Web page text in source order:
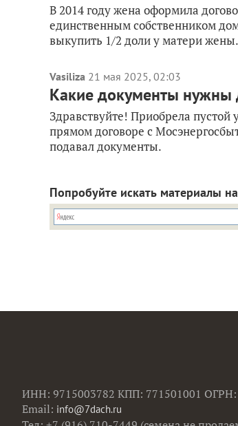
В 2014 году жена оформила
единственным собственником
выкупить 1/2 доли у матери
Vasiliza 21 мая 2025, 02:03
Какие документы нужны
Здравствуйте! Приобрела пустой
прямом договоре с
подавал документы.
Попробуйте искать материалы
ИНН: 9715003782 КПП: 771501001 ОГРН:
Email: info@7dach.ru